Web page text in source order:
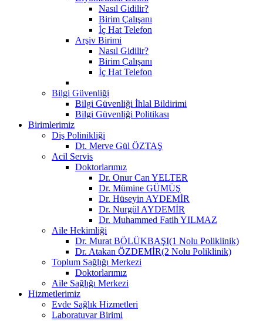
Nasıl Gidilir?
Birim Çalışanı
İç Hat Telefon
Arşiv Birimi
Nasıl Gidilir?
Birim Çalışanı
İç Hat Telefon
Bilgi Güvenliği
Bilgi Güvenliği İhlal Bildirimi
Bilgi Güvenliği Politikası
Birimlerimiz
Diş Polinikliği
Dt. Merve Gül ÖZTAŞ
Acil Servis
Doktorlarımız
Dr. Onur Can YELTER
Dr. Mümine GÜMÜŞ
Dr. Hüseyin AYDEMİR
Dr. Nurgül AYDEMİR
Dr. Muhammed Fatih YILMAZ
Aile Hekimliği
Dr. Murat BÖLÜKBAŞI(1 Nolu Poliklinik)
Dr. Atakan ÖZDEMİR(2 Nolu Poliklinik)
Toplum Sağlığı Merkezi
Doktorlarımız
Aile Sağlığı Merkezi
Hizmetlerimiz
Evde Sağlık Hizmetleri
Laboratuvar Birimi